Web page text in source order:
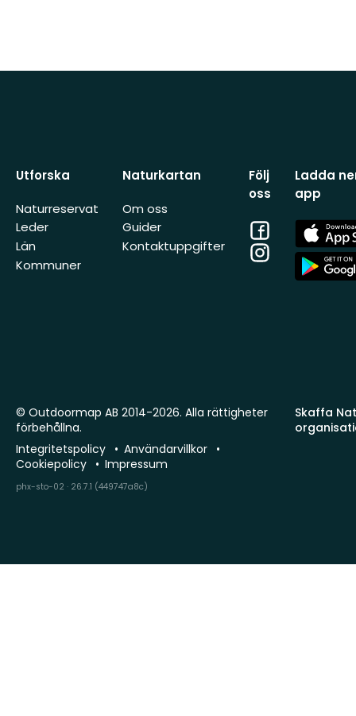
Utforska
Naturreservat
Leder
Län
Kommuner
Naturkartan
Om oss
Guider
Kontaktuppgifter
Följ
oss
Facebook
Instagram
Ladda
app
App
Store
App
Store
Skaffa
© Outdoormap AB 2014-2026. Alla rättigheter
förbehållna.
Integritetspolicy
Användarvillkor
Cookiepolicy
Impressum
phx-sto-02 · 26.7.1 (449747a8c)